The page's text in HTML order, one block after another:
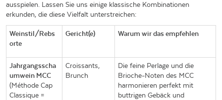
ausspielen. Lassen Sie uns einige klassische Kombinationen
erkunden, die diese Vielfalt unterstreichen:
Weinstil/Rebs
orte
Gericht(e) Warum wir das empfehlen
Jahrgangsscha
umwein MCC
(Méthode Cap
Classique =
Croissants,
Brunch
Die feine Perlage und die
Brioche-Noten des MCC
harmonieren perfekt mit
buttrigen Gebäck und